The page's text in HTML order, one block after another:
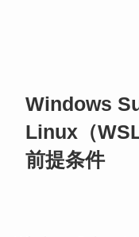
Windows
Linux（
前提条件